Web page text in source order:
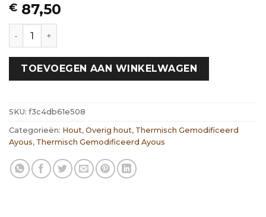
€ 87,50
Ayous | Gesloten barcode | 245cm hoeveelheid
TOEVOEGEN AAN WINKELWAGEN
SKU: f3c4db61e508
Categorieën: Hout, Overig hout, Thermisch Gemodificeerd
Ayous, Thermisch Gemodificeerd Ayous